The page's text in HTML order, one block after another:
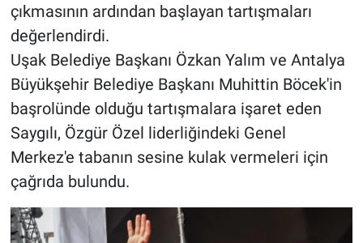
çıkmasının ardından başlayan tartışmaları
değerlendirdi.
Uşak Belediye Başkanı Özkan Yalım ve Antalya
Büyükşehir Belediye Başkanı Muhittin Böcek'in
başrolünde olduğu tartışmalara işaret eden
Saygılı, Özgür Özel liderliğindeki Genel
Merkez'e tabanın sesine kulak vermeleri için
çağrıda bulundu.